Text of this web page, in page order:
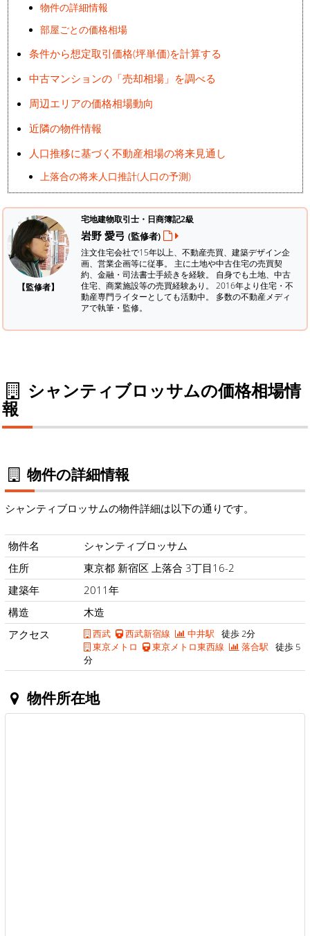
物件の詳細情報
部屋ごとの価格相場
条件から想定取引価格(坪単価)を計算する
中古マンションの「売却相場」を調べる
周辺エリアの価格相場動向
近隣の物件情報
人口推移に基づく不動産相場の将来見通し
上落合の将来人口推計(人口の予測)
【監修者】
宅地建物取引士・日商簿記2級
岩野 愛弓 (監修者)
注文住宅会社で15年以上、不動産売買、建築デザイン企
画、営業企画等に従事。 主に土地や中古住宅の売買契
約、金融・司法書士手続きを経験。 自身でも土地、中古
住宅、商業施設等の売買経験あり。 2016年より住宅・不
動産専門ライターとしても活動中。 多数の不動産メディ
アで執筆・監修。
シャンティブロッサムの価格相場情
報
物件の詳細情報
シャンティブロッサムの物件詳細は以下の通りです。
物件名
シャンティブロッサム
住所
東京都 新宿区 上落合 3丁目16-2
建築年
2011年
構造
木造
アクセス
西武 西武新宿線 中井駅 徒歩 2分
東京メトロ
東京メトロ東西線 落合駅 徒歩 5
分
物件所在地